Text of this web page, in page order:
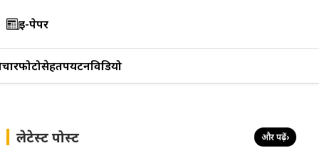
ई-पेपर
फोटोसेहतपर्यटनविडियो
लेटेस्ट पोस्ट और पढ़ें›